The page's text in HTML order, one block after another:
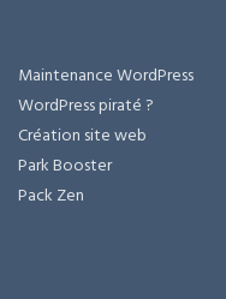
Maintenance WordPress
WordPress piraté ?
Création site web
Park Booster
Pack Zen